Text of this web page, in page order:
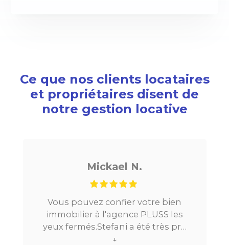
Ce que nos clients locataires
et propriétaires disent de
notre gestion locative
Mickael N.
Vous pouvez confier votre bien
immobilier à l'agence PLUSS les
yeux fermés.Stefani a été très pro
tout au long du processus.Très